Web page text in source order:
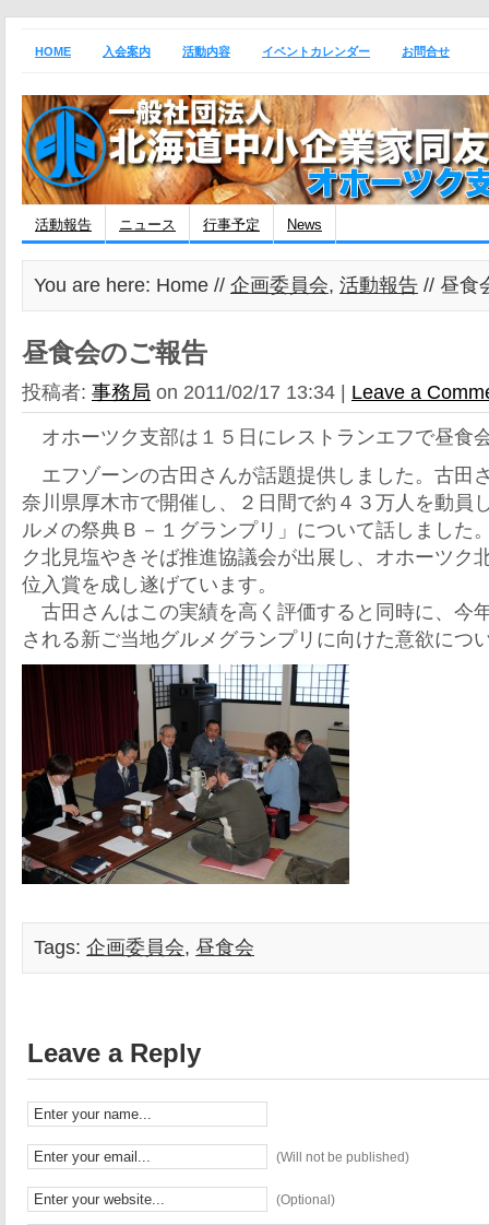
HOME 入会案内 活動内容 イベントカレンダー お問合せ
活動報告 ニュース 行事予定 News
You are here: Home // 企画委員会, 活動報告 // 昼食
昼食会のご報告
投稿者: 事務局 on 2011/02/17 13:34 | Leave a
オホーツク支部は１５日にレストランエフで昼食
エフゾーンの古田さんが話題提供しました。古田
奈川県厚木市で開催し、２日間で約４３万人を動員
ルメの祭典Ｂ－１グランプリ」について話しました
ク北見塩やきそば推進協議会が出展し、オホーツク
位入賞を成し遂げています。
古田さんはこの実績を高く評価すると同時に、今
される新ご当地グルメグランプリに向けた意欲につ
Tags: 企画委員会, 昼食会
Leave a Reply
(Will not be published)
(Optional)